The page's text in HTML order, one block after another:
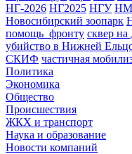
НГ-2026 НГ2025 НГУ
Новосибирский зоопарк
помощь_фронту сквер на
убийство в Нижней
СКИФ частичная
Политика
Экономика
Общество
Происшествия
ЖКХ и транспорт
Наука и образование
Новости компаний